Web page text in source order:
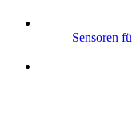
Sensoren